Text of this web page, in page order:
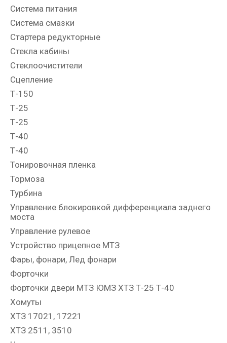
Система питания
Система смазки
Стартера редукторные
Стекла кабины
Стеклоочистители
Сцепление
Т-150
Т-25
Т-25
Т-40
Т-40
Тонировочная пленка
Тормоза
Турбина
Управление блокировкой дифференциала заднего
моста
Управление рулевое
Устройство прицепное МТЗ
Фары, фонари, Лед фонари
Форточки
Форточки двери МТЗ ЮМЗ ХТЗ Т-25 Т-40
Хомуты
ХТЗ 17021, 17221
ХТЗ 2511, 3510